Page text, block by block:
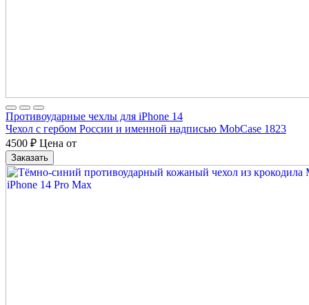
Противоударные чехлы для iPhone 14
Чехол с гербом России и именной надписью MobCase 1823
4500 ₽ Цена от
Заказать